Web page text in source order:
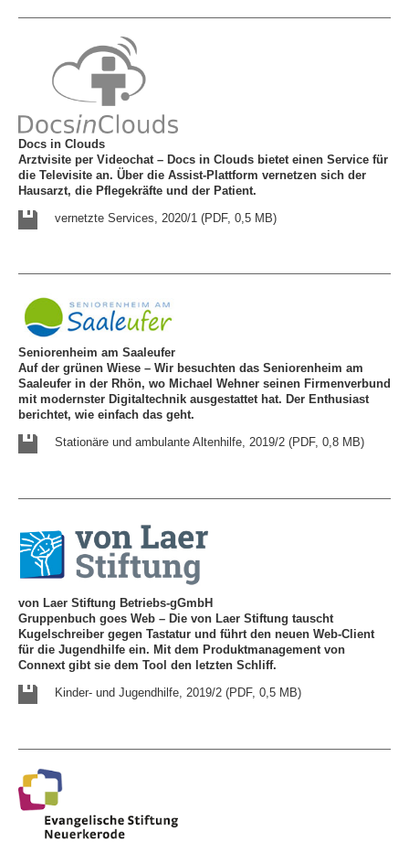
Docs in Clouds
Arztvisite per Videochat – Docs in Clouds bietet einen Service für
die Televisite an. Über die Assist-Plattform vernetzen sich der
Hausarzt, die Pflegekräfte und der Patient.
vernetzte Services, 2020/1 (PDF, 0,5 MB)
Seniorenheim am Saaleufer
Auf der grünen Wiese – Wir besuchten das Seniorenheim am
Saaleufer in der Rhön, wo Michael Wehner seinen Firmenverbund
mit modernster Digitaltechnik ausgestattet hat. Der Enthusiast
berichtet, wie einfach das geht.
Stationäre und ambulante Altenhilfe, 2019/2 (PDF, 0,8 MB)
von Laer Stiftung Betriebs-gGmbH
Gruppenbuch goes Web – Die von Laer Stiftung tauscht
Kugelschreiber gegen Tastatur und führt den neuen Web-Client
für die Jugendhilfe ein. Mit dem Produktmanagement von
Connext gibt sie dem Tool den letzten Schliff.
Kinder- und Jugendhilfe, 2019/2 (PDF, 0,5 MB)